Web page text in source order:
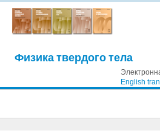
Физика твердого тела
English